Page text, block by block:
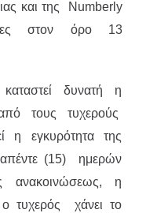
και της Numberly
στον όρο 13
δυνατή η
τους τυχερούς
η εγκυρότητα της
(15) ημερών
ανακοινώσεως, η
ο τυχερός χάνει το